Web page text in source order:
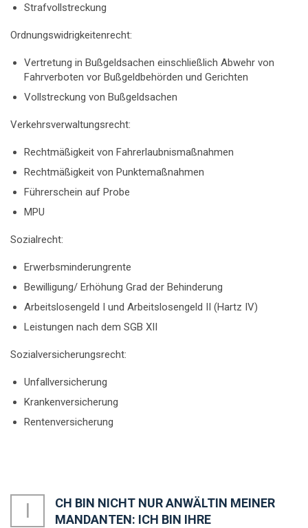
Strafvollstreckung
Ordnungswidrigkeitenrecht:
Vertretung in Bußgeldsachen einschließlich Abwehr von
Fahrverboten vor Bußgeldbehörden und Gerichten
Vollstreckung von Bußgeldsachen
Verkehrsverwaltungsrecht:
Rechtmäßigkeit von Fahrerlaubnismaßnahmen
Rechtmäßigkeit von Punktemaßnahmen
Führerschein auf Probe
MPU
Sozialrecht:
Erwerbsminderungrente
Bewilligung/ Erhöhung Grad der Behinderung
Arbeitslosengeld I und Arbeitslosengeld II (Hartz IV)
Leistungen nach dem SGB XII
Sozialversicherungsrecht:
Unfallversicherung
Krankenversicherung
Rentenversicherung
I
CH BIN NICHT NUR ANWÄLTIN MEINER
MANDANTEN: ICH BIN IHRE